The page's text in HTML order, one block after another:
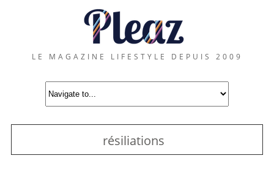
LE MAGAZINE LIFESTYLE DEPUIS 2009
résiliations